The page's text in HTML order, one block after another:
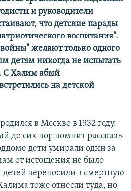
и руководители
что детские парады
воспитания".
желают только одного
детям никогда не испытать
С Халим абый
на детской
в Москве в 1932 году.
до сих пор помнит рассказы
дети умирали один за
от истощения не было
переносили в смертную
тоже отнесли туда, но